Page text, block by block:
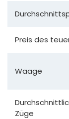
Preis des
Waage
Züge